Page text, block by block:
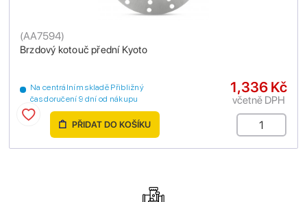
Brzdový kotouč přední Kyoto
(AA7594)
Na centrálním skladě Přibližný
čas doručení 9 dní od nákupu
1,336 Kč
včetně DPH
PŘIDAT DO KOŠÍKU